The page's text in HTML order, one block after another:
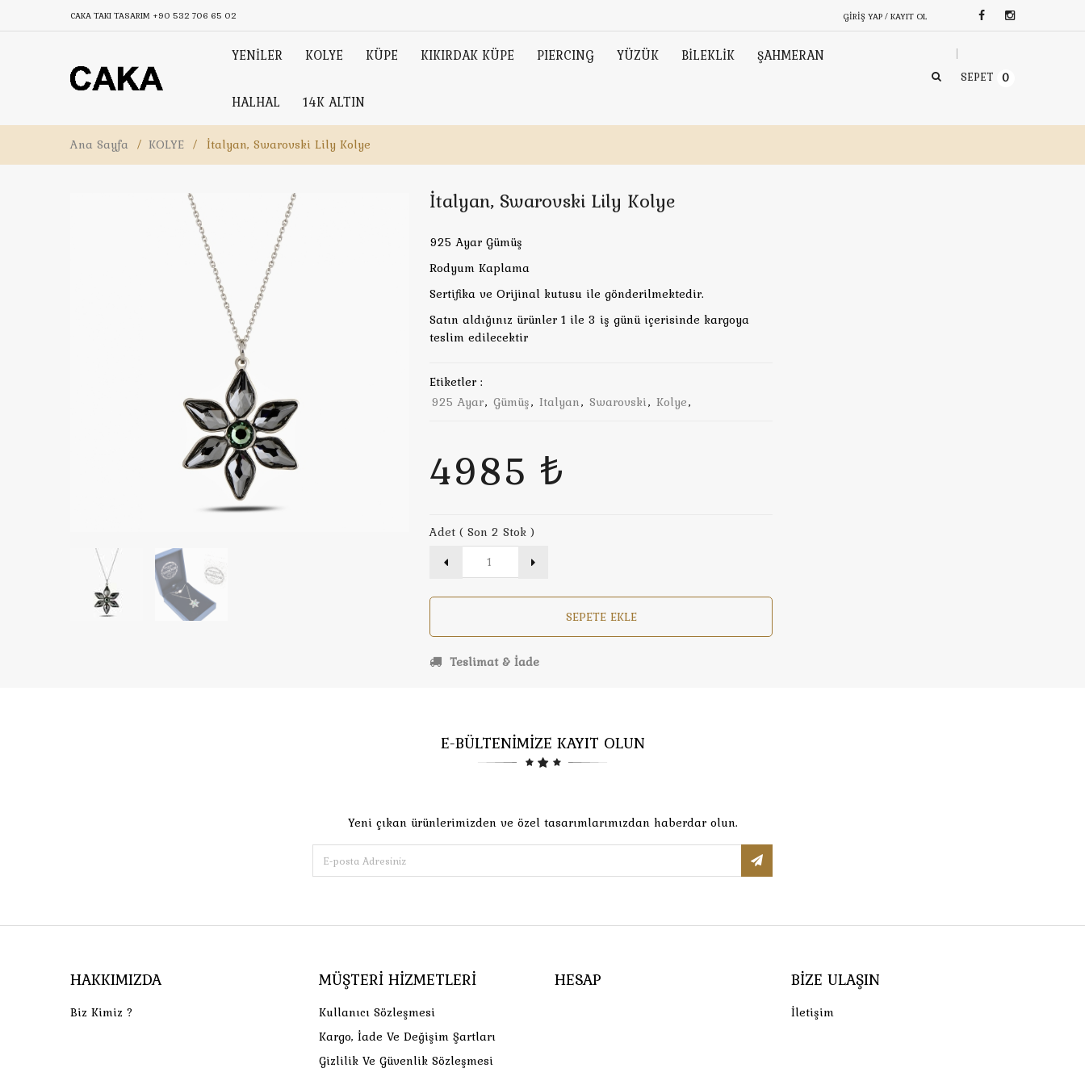
CAKA TAKI TASARIM +90 532 706 65 02 GIRIŞ YAP / KAYIT OL
YENİLER KOLYE KÜPE KIKIRDAK KÜPE PIERCING YÜZÜK BİLEKLİK ŞAHMERAN
HALHAL 14K ALTIN
SEPET 0
Ana Sayfa / KOLYE / İtalyan, Swarovski Lily Kolye
İtalyan, Swarovski Lily Kolye
925 Ayar Gümüş
Rodyum Kaplama
Sertifika ve Orijinal kutusu ile gönderilmektedir.
Satın aldığınız ürünler 1 ile 3 iş günü içerisinde kargoya
teslim edilecektir
Etiketler :
925 Ayar, Gümüş, Italyan, Swarovski, Kolye,
4985 ₺
Adet ( Son 2 Stok )
SEPETE EKLE
Teslimat & İade
E-BÜLTENİMİZE KAYIT OLUN
Yeni çıkan ürünlerimizden ve özel tasarımlarımızdan haberdar olun.
HAKKIMIZDA
Biz Kimiz ?
MÜŞTERI HIZMETLERI
Kullanıcı Sözleşmesi
Kargo, İade Ve Değişim Şartları
Gizlilik Ve Güvenlik Sözleşmesi
HESAP BIZE ULAŞIN
İletişim